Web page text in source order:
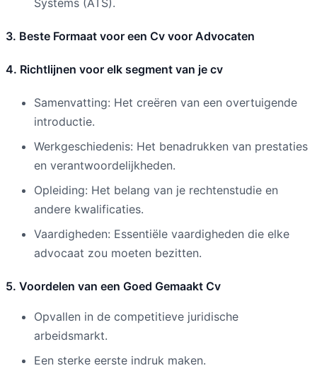
3. Beste Formaat voor een Cv voor Advocaten
4. Richtlijnen voor elk segment van je cv
Samenvatting: Het creëren van een overtuigende
introductie.
Werkgeschiedenis: Het benadrukken van prestaties
en verantwoordelijkheden.
Opleiding: Het belang van je rechtenstudie en
andere kwalificaties.
Vaardigheden: Essentiële vaardigheden die elke
advocaat zou moeten bezitten.
5. Voordelen van een Goed Gemaakt Cv
Opvallen in de competitieve juridische
arbeidsmarkt.
Een sterke eerste indruk maken.